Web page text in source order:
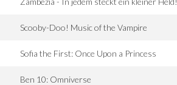
Scooby-Doo! Music of the Vampire
Sofia the First: Once Upon a Princess
Ben 10: Omniverse